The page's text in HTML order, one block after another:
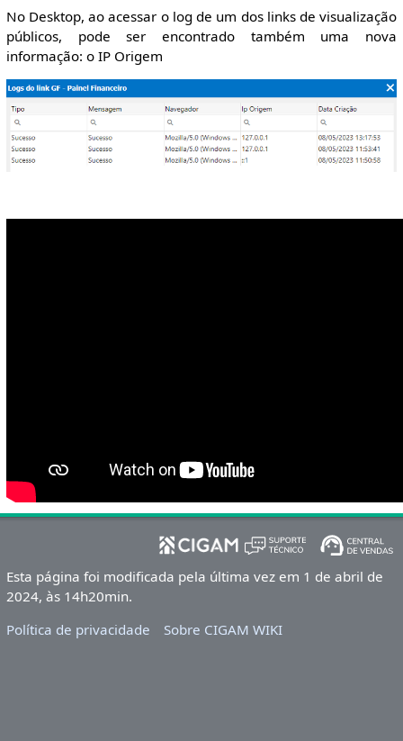
No Desktop, ao acessar o log de um dos links de visualização
públicos, pode ser encontrado também uma nova
informação: o IP Origem
Esta página foi modificada pela última vez em 1 de abril de
2024, às 14h20min.
Política de privacidade
Sobre CIGAM WIKI